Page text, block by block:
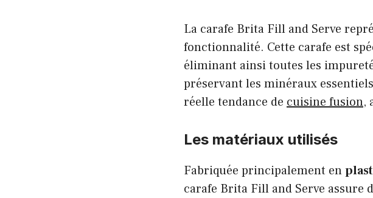
La carafe Brita Fill and Serve
fonctionnalité. Cette carafe est
éliminant ainsi toutes les
préservant les minéraux
réelle tendance de cuisine fusion,
Les matériaux utilisés
Fabriquée principalement en
carafe Brita Fill and Serve